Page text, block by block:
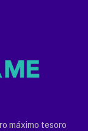
máximo tesoro